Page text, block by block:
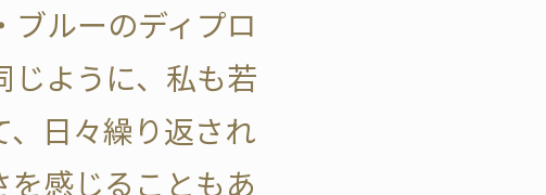
ブルーのディプロ
じように、私も若
、日々繰り返され
感じることもあ